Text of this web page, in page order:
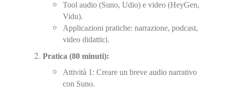
Tool audio (Suno, Udio) e video (HeyGen,
Vidu).
Applicazioni pratiche: narrazione, podcast,
video didattici.
Pratica (80 minuti):
Attività 1: Creare un breve audio narrativo
con Suno.